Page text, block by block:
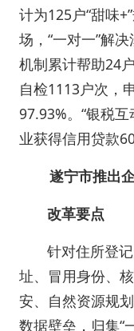
计为125户“甜味
场，“一对一”解
机制累计帮助24
自检1113户次，
97.93%。“银税
业获得信用贷款
遂宁市推出
改革要点
针对住所登
址、冒用身份、
安、自然资源规
数据壁垒，归集“